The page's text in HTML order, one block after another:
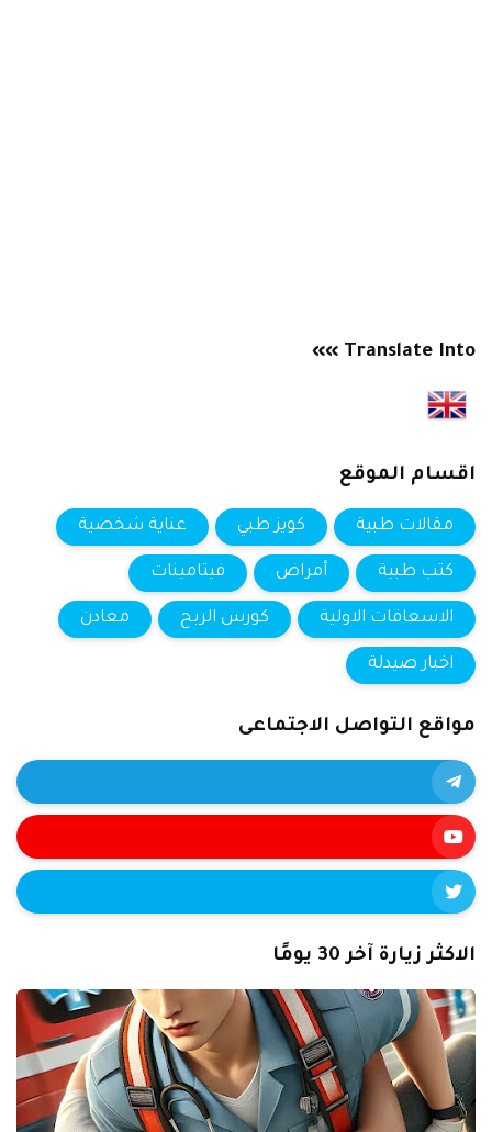
Translate Into »»
اقسام الموقع
مقالات طبية كويز طبي عناية شخصية
كتب طبية أمراض فيتامينات
الاسعافات الاولية كورس الربح معادن
اخبار صيدلة
مواقع التواصل الاجتماعى
الاكثر زيارة آخر 30 يومًا